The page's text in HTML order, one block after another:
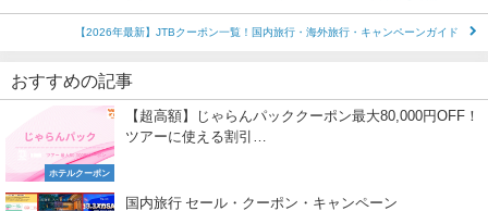
【2026年最新】JTBクーポン一覧！国内旅行・海外旅行・キャンペーンガイド
おすすめの記事
ホテルクーポン
【超高額】じゃらんパッククーポン最大80,000円OFF！
ツアーに使える割引…
国内旅行 セール・クーポン・キャンペーン